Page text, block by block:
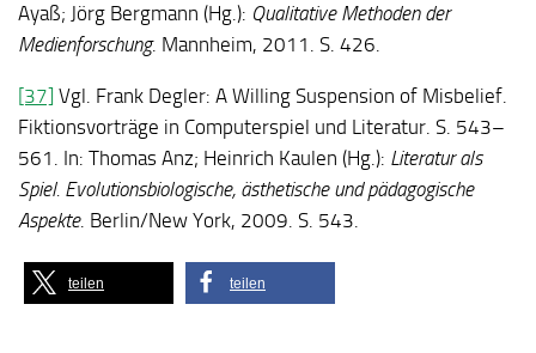
Ayaß; Jörg Bergmann (Hg.): Qualitative Methoden der
Medienforschung. Mannheim, 2011. S. 426.
[37] Vgl. Frank Degler: A Willing Suspension of Misbelief.
Fiktionsvorträge in Computerspiel und Literatur. S. 543–
561. In: Thomas Anz; Heinrich Kaulen (Hg.): Literatur als
Spiel. Evolutionsbiologische, ästhetische und pädagogische
Aspekte. Berlin/New York, 2009. S. 543.
teilen teilen